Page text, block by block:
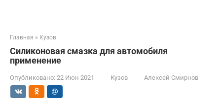
Главная » Кузов
Силиконовая смазка для автомобиля
применение
Опубликовано: 22 Июн 2021 Кузов Алексей Смирнов